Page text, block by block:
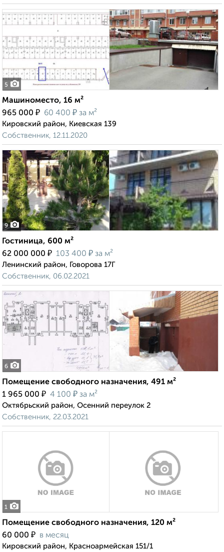
5
Машиноместо, 16 м²
965 000 ₽ 60 400 ₽ за м²
Кировский район, Киевская 139
Собственник, 12.11.2020
9
Гостиница, 600 м²
62 000 000 ₽ 103 400 ₽ за м²
Ленинский район, Говорова 17Г
Собственник, 06.02.2021
6
Помещение свободного назначения, 491 м²
1 965 000 ₽ 4 100 ₽ за м²
Октябрьский район, Осенний переулок 2
Собственник, 22.03.2021
1
Помещение свободного назначения, 120 м²
60 000 ₽ в месяц
Кировский район, Красноармейская 151/1